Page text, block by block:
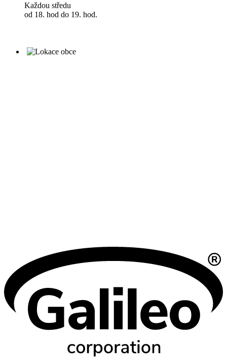
Každou středu
od 18. hod do 19. hod.